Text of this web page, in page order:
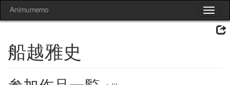
Toggle
Animumemo
船越雅史